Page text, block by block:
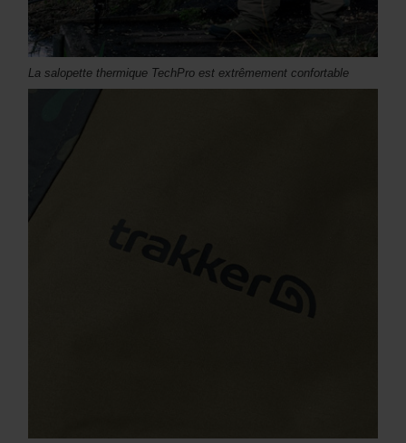
La salopette thermique TechPro est extrêmement confortable